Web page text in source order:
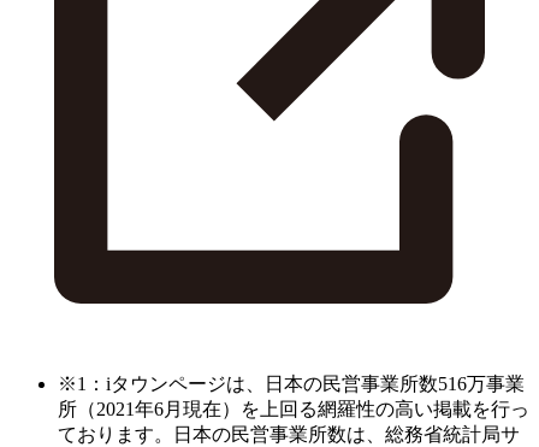
※1：iタウンページは、日本の民営事業所数516万事業
所（2021年6月現在）を上回る網羅性の高い掲載を行っ
ております。日本の民営事業所数は、総務省統計局サ